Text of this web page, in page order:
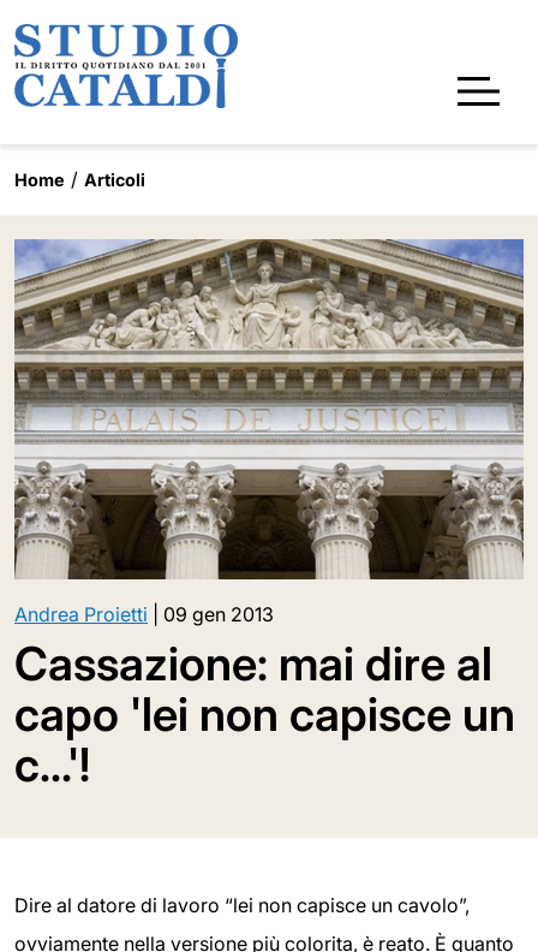
Home Articoli
Andrea Proietti 09 gen 2013
Cassazione: mai dire al
capo 'lei non capisce un
c...'!
Dire al datore di lavoro “lei non capisce un cavolo”,
ovviamente nella versione più colorita, è reato. È quanto